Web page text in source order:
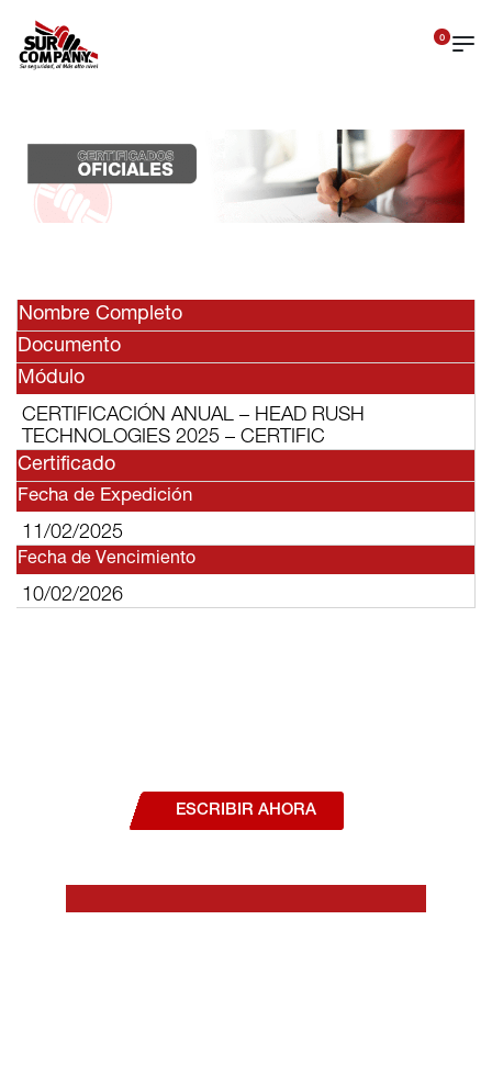
0
Nombre Completo
Documento
Módulo
CERTIFICACIÓN ANUAL – HEAD RUSH
TECHNOLOGIES 2025 – CERTIFIC
Certificado
Fecha de Expedición
11/02/2025
Fecha de Vencimiento
10/02/2026
ESCRIBIR AHORA